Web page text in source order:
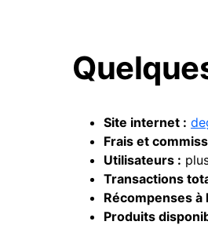
Site internet :
Frais et
Utilisateurs :
Transactions
Récompenses à
Produits